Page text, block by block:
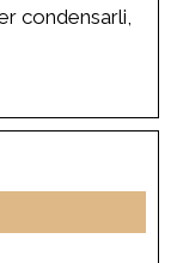
condensarli,